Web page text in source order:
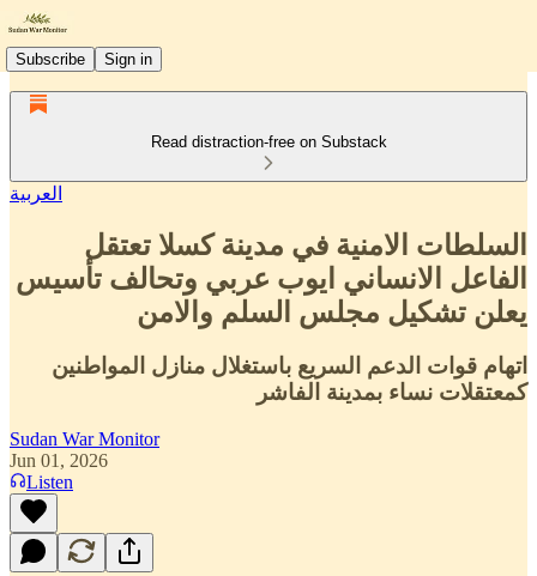
Subscribe Sign in
Read distraction-free on Substack
العربية
السلطات الامنية في مدينة كسلا تعتقل
الفاعل الانساني ايوب عربي وتحالف تأسيس
يعلن تشكيل مجلس السلم والامن
اتهام قوات الدعم السريع باستغلال منازل المواطنين
كمعتقلات نساء بمدينة الفاشر
Sudan War Monitor
Jun 01, 2026
Listen